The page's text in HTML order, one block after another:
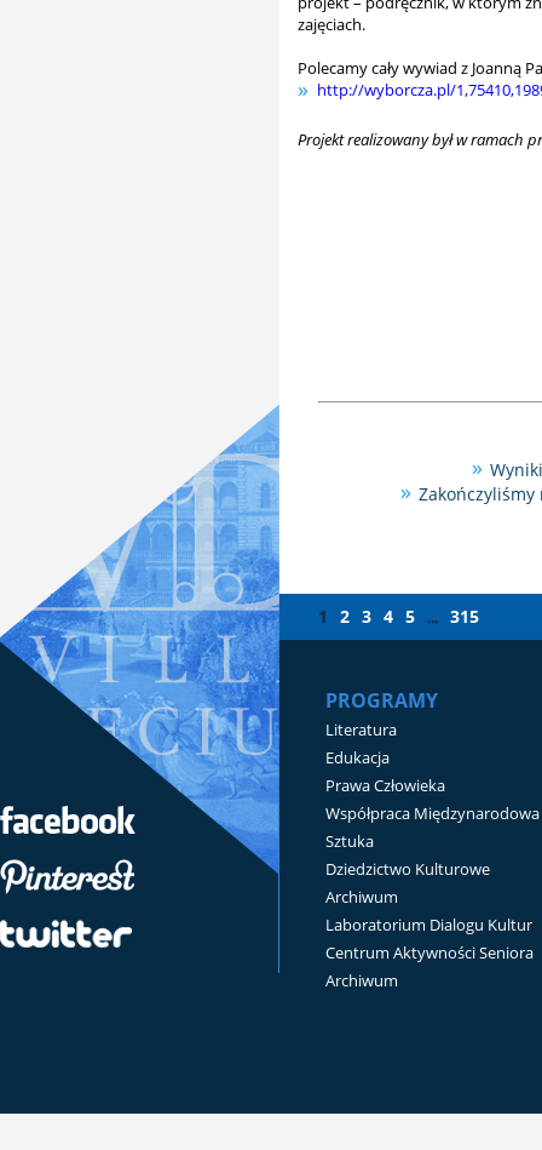
zajęciach.
Polecamy cały wywiad z Joanną
http://wyborcza.pl/
Projekt realizowany był w ramach
1 2 3 4 5 ... 315
PROGRAMY
Literatura
Edukacja
Prawa Człowieka
Współpraca Międzynarodowa
Sztuka
Dziedzictwo Kulturowe
Archiwum
Laboratorium Dialogu Kultur
Centrum Aktywności Seniora
Archiwum